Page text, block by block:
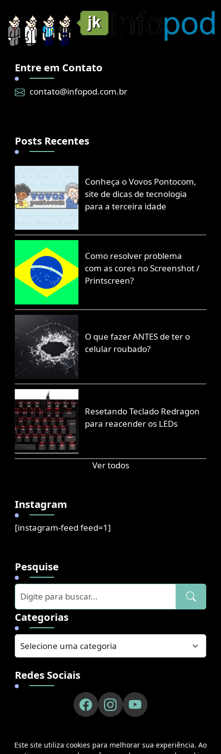
Entre em Contato
contato@infopod.com.br
Posts Recentes
Conheça o Vovos Pontocom,
site de dicas de tecnologia
para a terceira idade
Como resolver problema
com as cores no Screenshot /
Printscreen?
O que fazer ANTES de ter o
celular roubado?
Resetando Teclado Redragon
para reacender os LEDs
Ver todos
Instagram
[instagram-feed feed=1]
Pesquise
Categorias
Redes Sociais
Este site utiliza cookies para melhorar sua experiência. Ao